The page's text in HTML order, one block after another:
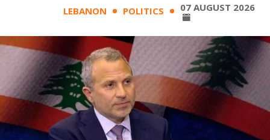
LEBANON POLITICS 07 AUGUST 2026